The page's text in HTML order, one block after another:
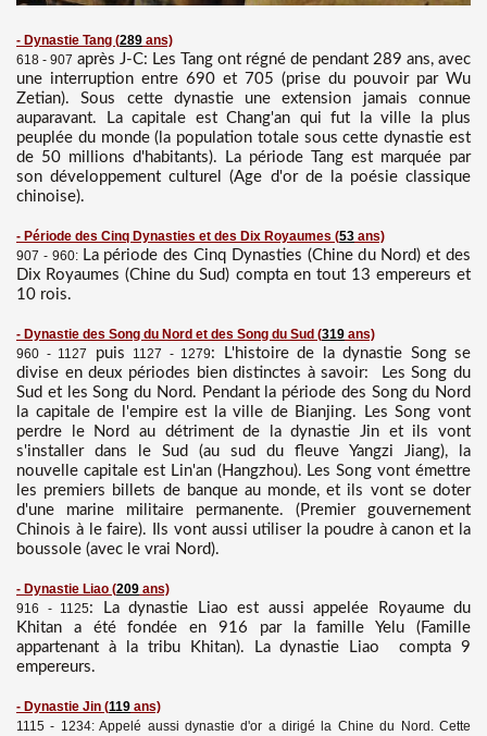
- Dynastie Tang (289 ans)
618 - 907 après J-C: Les Tang ont régné de pendant 289 ans, avec
une interruption entre 690 et 705 (prise du pouvoir par Wu
Zetian). Sous cette dynastie une extension jamais connue
auparavant. La capitale est Chang'an qui fut la ville la plus
peuplée du monde (la population totale sous cette dynastie est
de 50 millions d'habitants). La période Tang est marquée par
son développement culturel (Age d'or de la poésie classique
chinoise).
- Période des Cinq Dynasties et des Dix Royaumes (53 ans)
907 - 960: La période des Cinq Dynasties (Chine du Nord) et des
Dix Royaumes (Chine du Sud) compta en tout 13 empereurs et
10 rois.
- Dynastie des Song du Nord et des Song du Sud (319 ans)
960 - 1127
puis 1127 - 1279: L'histoire de la dynastie Song se
divise en deux périodes bien distinctes à savoir: Les Song du
Sud et les Song du Nord. Pendant la période des Song du Nord
la capitale de l'empire est la ville de Bianjing. Les Song vont
perdre le Nord au détriment de la dynastie Jin et ils vont
s'installer dans le Sud (au sud du fleuve Yangzi Jiang), la
nouvelle capitale est Lin'an (Hangzhou). Les Song vont émettre
les premiers billets de banque au monde, et ils vont se doter
d'une marine militaire permanente. (Premier gouvernement
Chinois à le faire). Ils vont aussi utiliser la poudre à canon et la
boussole (avec le vrai Nord).
- Dynastie Liao (209 ans)
916 - 1125: La dynastie Liao est aussi appelée Royaume du
Khitan a été fondée en 916 par la famille Yelu (Famille
appartenant à la tribu Khitan). La dynastie Liao compta 9
empereurs.
- Dynastie Jin (119 ans)
1115 - 1234: Appelé aussi dynastie d'or a dirigé la Chine du Nord. Cette